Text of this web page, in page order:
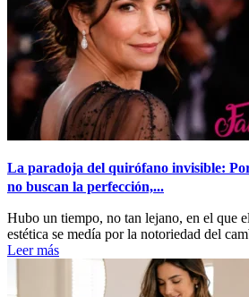
La paradoja del quirófano invisible:
no buscan la perfección,...
Hubo un tiempo, no tan lejano, en el que
estética se medía por la notoriedad del
Leer más